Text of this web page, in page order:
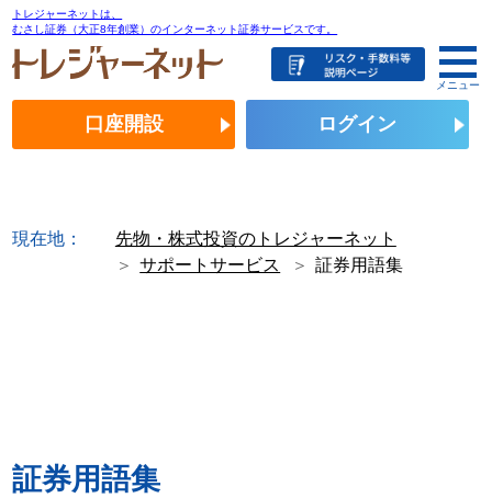
トレジャーネットは、
むさし証券（大正8年創業）のインターネット証券サービスです。
口座開設 ログイン
メニュー
現在地：
先物・株式投資のトレジャーネット
サポートサービス
証券用語集
証券用語集